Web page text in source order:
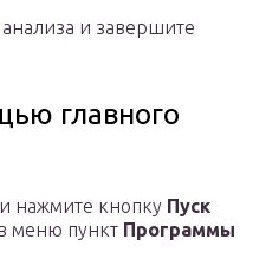
и завершите
главного
нажмите кнопку Пуск
меню пункт Программы